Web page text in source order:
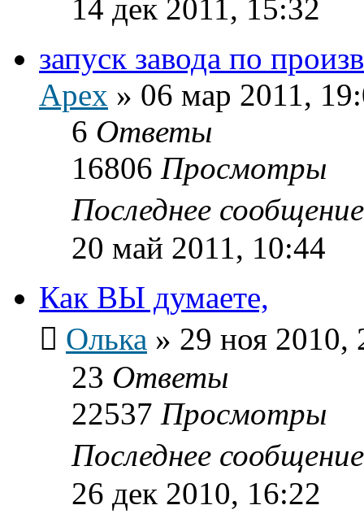
14 дек 2011, 15:32
запуск завода по
Apex » 06 мар 2011,
6 Ответы
16806 Просмотры
Последнее
20 май 2011, 10:44
Как ВЫ думаете,
Олька » 29 ноя 2010,
23 Ответы
22537 Просмотры
Последнее
26 дек 2010, 16:22